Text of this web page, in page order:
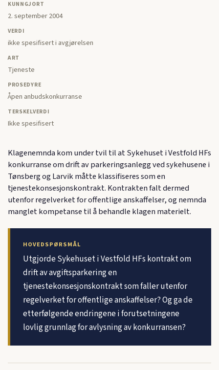
KUNNGJORT
2. september 2004
VERDI
ikke spesifisert i avgjørelsen
ART
Tjeneste
PROSEDYRE
Åpen anbudskonkurranse
TERSKELVERDI
Ikke spesifisert
Klagenemnda kom under tvil til at Sykehuset i Vestfold HFs
konkurranse om drift av parkeringsanlegg ved sykehusene i
Tønsberg og Larvik måtte klassifiseres som en
tjenestekonsesjonskontrakt. Kontrakten falt dermed
utenfor regelverket for offentlige anskaffelser, og nemnda
manglet kompetanse til å behandle klagen materielt.
HOVEDSPØRSMÅL
Utgjorde Sykehuset i Vestfold HFs kontrakt om
drift av avgiftsparkering en
tjenestekonsesjonskontrakt som faller utenfor
regelverket for offentlige anskaffelser? Og ga de
etterfølgende endringene i forutsetningene
lovlig grunnlag for avlysning av konkurransen?